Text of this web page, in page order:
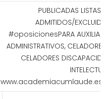
PUBLICADAS LISTAS
ADMITIDOS/
#oposicionesPARA
ADMINISTRATIVOS, CELADORES
CELADORES
www.academiacumlaude.es